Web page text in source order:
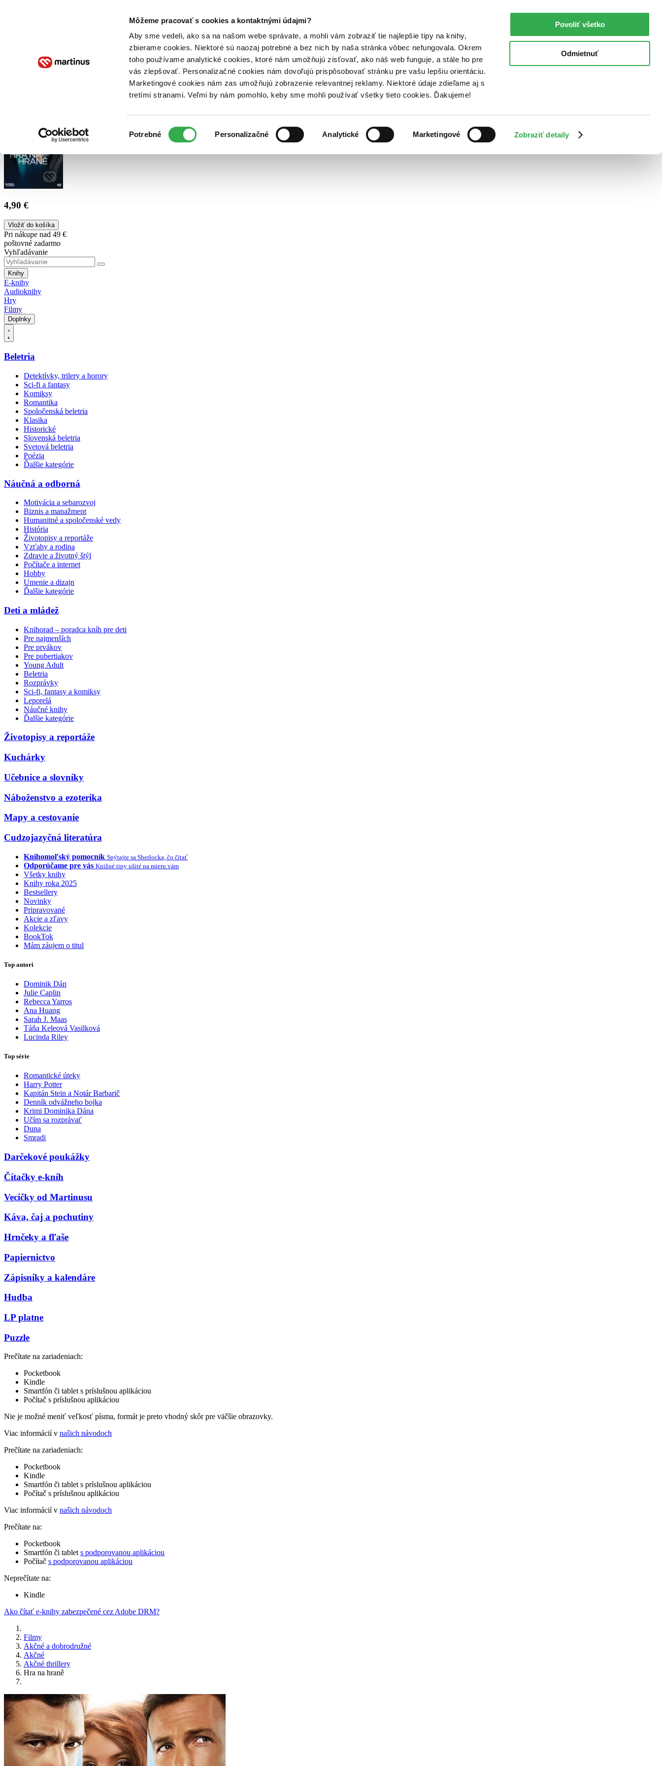
Môžeme pracovať s cookies a kontaktnými údajmi?
Aby sme vedeli, ako sa na našom webe správate, a mohli vám zobraziť tie najlepšie tipy na knihy,
zbierame cookies. Niektoré sú naozaj potrebné a bez nich by naša stránka vôbec nefungovala. Okrem
toho používame analytické cookies, ktoré nám umožňujú zisťovať, ako náš web funguje, a stále ho pre
vás zlepšovať. Personalizačné cookies nám dovoľujú prispôsobovať stránku pre vašu lepšiu orientáciu.
Marketingové cookies nám zas umožňujú zobrazenie relevantnej reklamy. Niektoré údaje zdieľame aj s
tretími stranami. Veľmi by nám pomohlo, keby sme mohli používať všetky tieto cookies. Ďakujeme!
súhlasu
Potrebné Personalizačné Analytické Marketingové Zobraziť detaily
Povoliť všetko
Odmietnuť
Poukážky Kontakt
4,90 €
Vložiť do košíka
Pri nákupe nad 49 €
poštovné zadarmo
Vyhľadávanie
Knihy
E-knihy
Audioknihy
Hry
Filmy
Doplnky
Beletria
Detektívky, trilery a horory
Sci-fi a fantasy
Komiksy
Romantika
Spoločenská beletria
Klasika
Historické
Slovenská beletria
Svetová beletria
Poézia
Ďalšie kategórie
Náučná a odborná
Motivácia a sebarozvoj
Biznis a manažment
Humanitné a spoločenské vedy
História
Životopisy a reportáže
Vzťahy a rodina
Zdravie a životný štýl
Počítače a internet
Hobby
Umenie a dizajn
Ďalšie kategórie
Deti a mládež
Knihorad – poradca kníh pre deti
Pre najmenších
Pre prvákov
Pre pubertiakov
Young Adult
Beletria
Rozprávky
Sci-fi, fantasy a komiksy
Leporelá
Náučné knihy
Ďalšie kategórie
Životopisy a reportáže
Kuchárky
Učebnice a slovníky
Náboženstvo a ezoterika
Mapy a cestovanie
Cudzojazyčná literatúra
Knihomoľský pomocník Spýtajte sa Sherlocka, čo čítať
Odporúčame pre vás Knižné tipy ušité na mieru vám
Všetky knihy
Knihy roka 2025
Bestsellery
Novinky
Pripravované
Akcie a zľavy
Kolekcie
BookTok
Mám záujem o titul
Top autori
Dominik Dán
Julie Caplin
Rebecca Yarros
Ana Huang
Sarah J. Maas
Táňa Keleová Vasilková
Lucinda Riley
Top série
Romantické úteky
Harry Potter
Kapitán Stein a Notár Barbarič
Denník odvážneho bojka
Krimi Dominika Dána
Učím sa rozprávať
Duna
Smradi
Darčekové poukážky
Čítačky e-kníh
Vecičky od Martinusu
Káva, čaj a pochutiny
Hrnčeky a fľaše
Papiernictvo
Zápisníky a kalendáre
Hudba
LP platne
Puzzle
Prečítate na zariadeniach:
Pocketbook
Kindle
Smartfón či tablet s príslušnou aplikáciou
Počítač s príslušnou aplikáciou
Nie je možné meniť veľkosť písma, formát je preto vhodný skôr pre väčšie obrazovky.
Viac informácií v našich návodoch
Prečítate na zariadeniach:
Pocketbook
Kindle
Smartfón či tablet s príslušnou aplikáciou
Počítač s príslušnou aplikáciou
Viac informácií v našich návodoch
Prečítate na:
Pocketbook
Smartfón či tablet s podporovanou aplikáciou
Počítač s podporovanou aplikáciou
Neprečítate na:
Kindle
Ako čítať e-knihy zabezpečené cez Adobe DRM?
Filmy
Akčné a dobrodružné
Akčné
Akčné thrillery
Hra na hraně